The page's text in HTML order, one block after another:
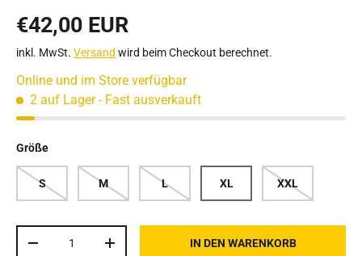
Normaler Preis
€42,00 EUR
inkl. MwSt. Versand wird beim Checkout berechnet.
Online und im Store verfügbar
2 auf Lager - Fast ausverkauft
Größe
S M L XL XXL
MENGE VERRINGERNMENGE ERHÖHENIN DEN WARENKORB